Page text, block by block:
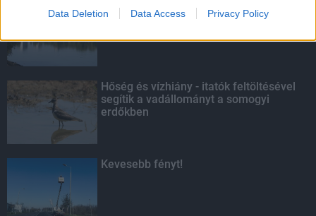
Data Deletion Data Access Privacy Policy
Megérkezett az eső a Duna
vízgyűjtőjére
Hőség és vízhiány - itatók feltöltésével
segítik a vadállományt a somogyi
erdőkben
Kevesebb fényt!